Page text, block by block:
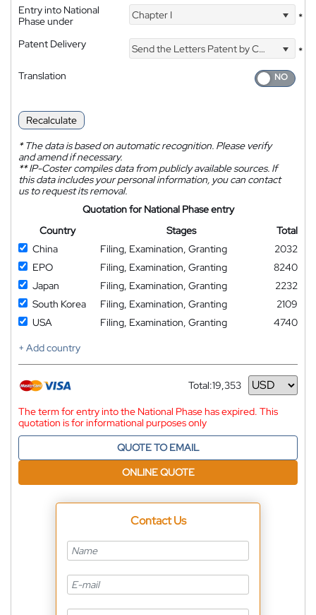
Entry into National
Phase under
Chapter I *
Patent Delivery Send the Letters Patent by Courier
*
Translation
Recalculate
*The data is based on automatic recognition. Please verify
and amend if necessary.
**IP-Coster compiles data from publicly available sources. If
this data includes your personal information, you can contact
us to request its removal.
Quotation for National Phase entry
Country
Stages
Total
China
Filing, Examination, Granting
2032
EPO
Filing, Examination, Granting
8240
Japan
Filing, Examination, Granting
2232
South Korea
Filing, Examination, Granting
2109
USA
Filing, Examination, Granting
4740
+ Add country
Total:19,353
Currency
The term for entry into the National Phase has expired. This
quotation is for informational purposes only
QUOTE TO EMAIL
ONLINE QUOTE
Contact Us